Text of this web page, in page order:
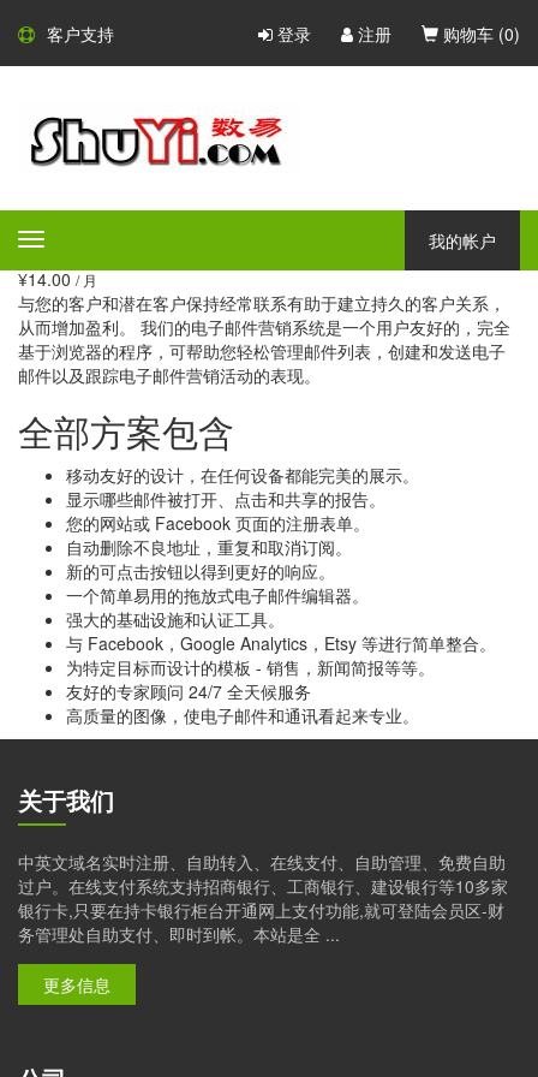
客户支持 登录 注册 购物车 (0)
Toggle
navigation
我的帐户
电子邮件营销服务
使用我们的简单易用基于浏览
器（无需安装）的电子邮件营
建立以及维护客户关系。
¥14.00 / 月
与您的客户和潜在客户保持经常联系有助于建立持久的客户关系，
从而增加盈利。 我们的电子邮件营销系统是一个用户友好的，完全
基于浏览器的程序，可帮助您轻松管理邮件列表，创建和发送电子
邮件以及跟踪电子邮件营销活动的表现。
全部方案包含
移动友好的设计，在任何设备都能完美的展示。
显示哪些邮件被打开、点击和共享的报告。
您的网站或 Facebook 页面的注册表单。
自动删除不良地址，重复和取消订阅。
新的可点击按钮以得到更好的响应。
一个简单易用的拖放式电子邮件编辑器。
强大的基础设施和认证工具。
与 Facebook，Google Analytics，Etsy 等进行简单整合。
为特定目标而设计的模板 - 销售，新闻简报等等。
友好的专家顾问 24/7 全天候服务
高质量的图像，使电子邮件和通讯看起来专业。
关于我们
中英文域名实时注册、自助转入、在线支付、自助管理、免费自助
过户。在线支付系统支持招商银行、工商银行、建设银行等10多家
银行卡,只要在持卡银行柜台开通网上支付功能,就可登陆会员区-财
务管理处自助支付、即时到帐。本站是全 ...
更多信息